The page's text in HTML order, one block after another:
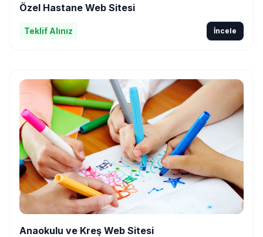
Özel Hastane Web Sitesi
Teklif Alınız İncele
Anaokulu ve Kreş Web Sitesi